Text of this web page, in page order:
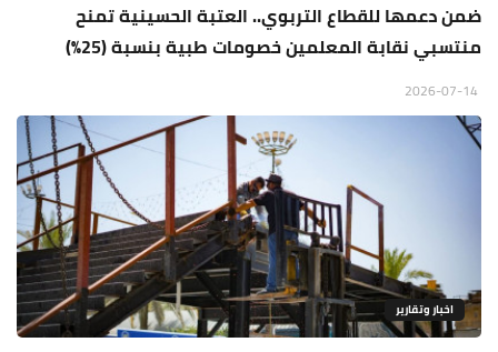
ضمن دعمها للقطاع التربوي.. العتبة الحسينية تمنح
منتسبي نقابة المعلمين خصومات طبية بنسبة (25%)
اخبار وتقارير